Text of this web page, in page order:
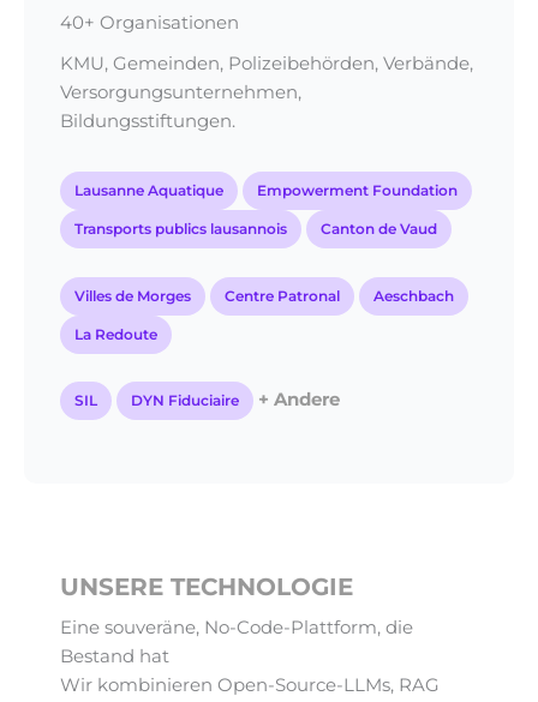
40+ Organisationen
KMU, Gemeinden, Polizeibehörden, Verbände,
Versorgungsunternehmen,
Bildungsstiftungen.
Lausanne Aquatique Empowerment Foundation
Transports publics lausannois Canton de Vaud
Villes de Morges Centre Patronal Aeschbach
La Redoute
SIL DYN Fiduciaire + Andere
UNSERE TECHNOLOGIE
Eine souveräne, No-Code-Plattform, die
Bestand hat
Wir kombinieren Open-Source-LLMs, RAG